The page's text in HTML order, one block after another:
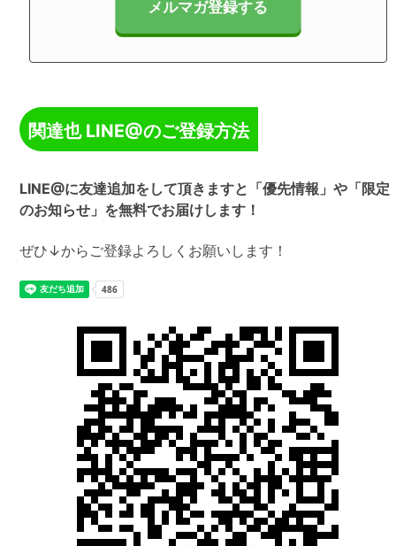
関達也 LINE@のご登録方法
LINE@に友達追加をして頂きますと「優先情報」や「限定
のお知らせ」を無料でお届けします！
ぜひ↓からご登録よろしくお願いします！